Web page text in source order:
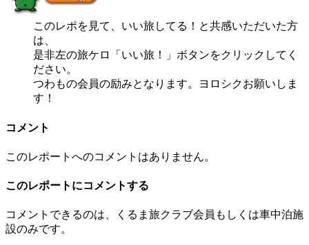
このレポを見て、いい旅してる！と共感いただいた方
は、
是非左の旅ケロ「いい旅！」ボタンをクリックしてく
ださい。
つわもの会員の励みとなります。ヨロシクお願いしま
す！
コメント
このレポートへのコメントはありません。
このレポートにコメントする
コメントできるのは、くるま旅クラブ会員もしくは車中泊施
設のみです。